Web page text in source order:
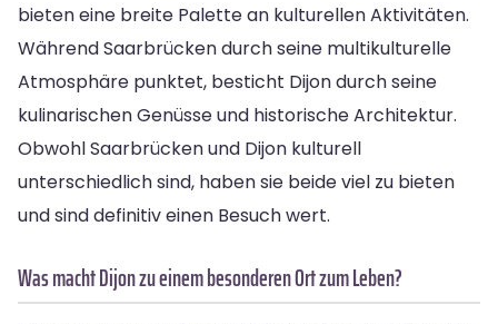
bieten eine breite Palette an kulturellen Aktivitäten.
Während Saarbrücken durch seine multikulturelle
Atmosphäre punktet, besticht Dijon durch seine
kulinarischen Genüsse und historische Architektur.
Obwohl Saarbrücken und Dijon kulturell
unterschiedlich sind, haben sie beide viel zu bieten
und sind definitiv einen Besuch wert.
Was macht Dijon zu einem besonderen Ort zum Leben?